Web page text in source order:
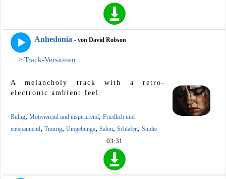
Anhedonia - von David Robson
> Track-Versionen
A melancholy track with a retro-
electronic ambient feel.
Ruhig, Motivierend und inspirierend, Friedlich und
entspannend, Traurig, Umgebungs, Salon, Schlafen, Studie
03:31